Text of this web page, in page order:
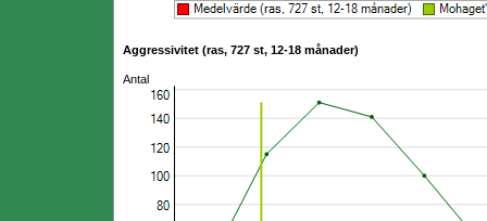
Aggressivitet (ras, 727 st, 12-18 månader)
Antal